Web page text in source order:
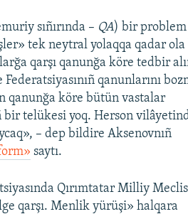
sıñırında – QA) bir problem
tek neytral yolaqqa qadar
qarşı qanunğa köre tedbir
qanunlarını
qanunğa köre bütün vastalar
telükesi yoq. Herson
– dep bildire Aksenovnıñ
saytı.
Qırımtatar Milliy
qarşı. Menlik yürüşi» halqara